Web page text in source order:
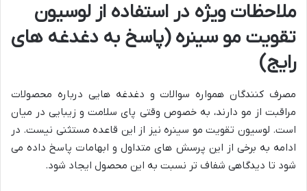
ملاحظات ویژه در استفاده از لوسیون
تقویت مو سینره (پاسخ به دغدغه های
رایج)
مصرف کنندگان همواره سوالات و دغدغه هایی درباره محصولات
مراقبت از مو دارند، به خصوص وقتی پای سلامت و زیبایی در میان
است. لوسیون تقویت مو سینره نیز از این قاعده مستثنی نیست. در
ادامه به برخی از این پرسش های متداول و ابهامات پاسخ داده می
شود تا دیدگاهی شفاف تر نسبت به این محصول ایجاد شود.